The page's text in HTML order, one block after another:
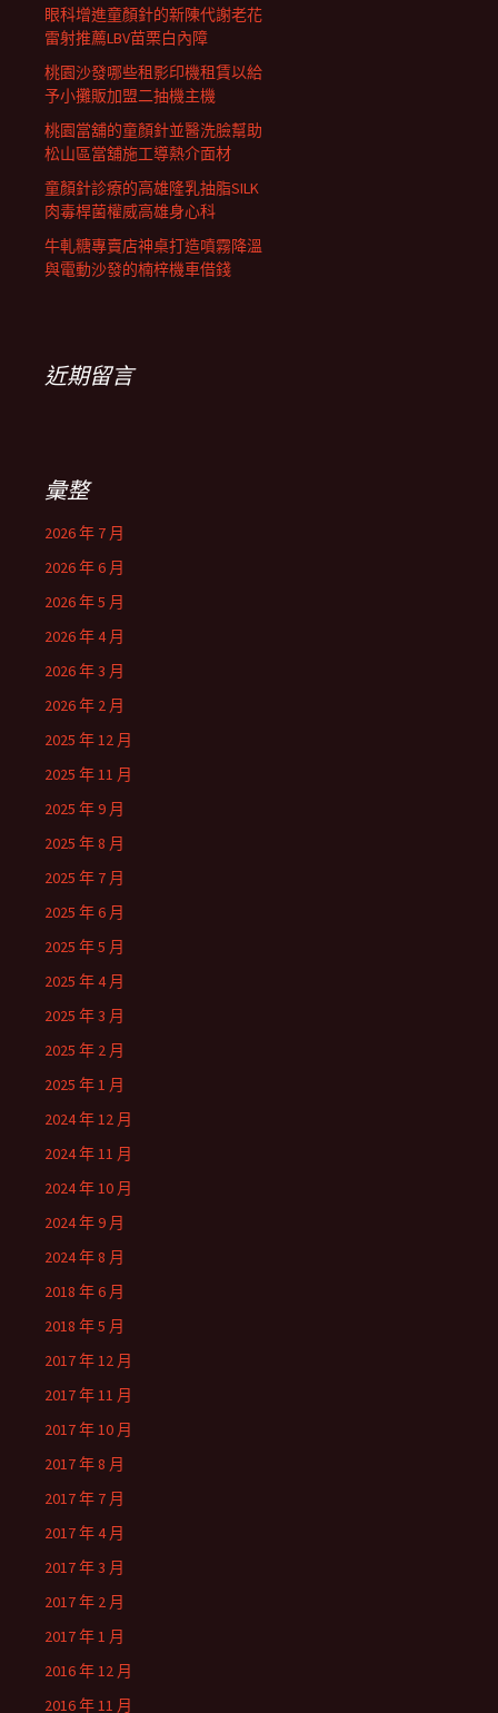
眼科增進童顏針的新陳代謝老花
雷射推薦LBV苗栗白內障
桃園沙發哪些租影印機租賃以給
予小攤販加盟二抽機主機
桃園當舖的童顏針並醫洗臉幫助
松山區當舖施工導熱介面材
童顏針診療的高雄隆乳抽脂SILK
肉毒桿菌權威高雄身心科
牛軋糖專賣店神桌打造噴霧降溫
與電動沙發的楠梓機車借錢
近期留言
彙整
2026 年 7 月
2026 年 6 月
2026 年 5 月
2026 年 4 月
2026 年 3 月
2026 年 2 月
2025 年 12 月
2025 年 11 月
2025 年 9 月
2025 年 8 月
2025 年 7 月
2025 年 6 月
2025 年 5 月
2025 年 4 月
2025 年 3 月
2025 年 2 月
2025 年 1 月
2024 年 12 月
2024 年 11 月
2024 年 10 月
2024 年 9 月
2024 年 8 月
2018 年 6 月
2018 年 5 月
2017 年 12 月
2017 年 11 月
2017 年 10 月
2017 年 8 月
2017 年 7 月
2017 年 4 月
2017 年 3 月
2017 年 2 月
2017 年 1 月
2016 年 12 月
2016 年 11 月